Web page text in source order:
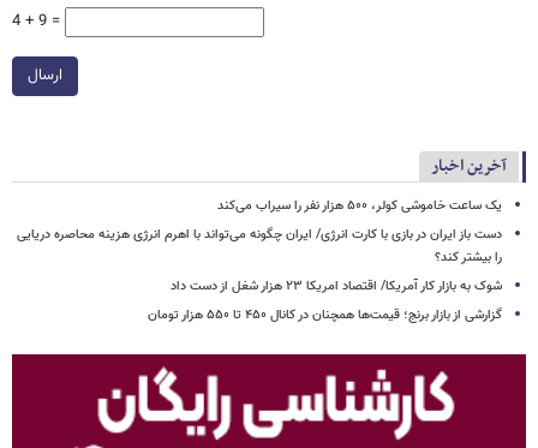
4 + 9 =
ارسال
آخرین اخبار
یک ساعت خاموشی کولر، ۵۰۰ هزار نفر را سیراب می‌کند
دست باز ایران در بازی با کارت انرژی/ ایران چگونه می‌تواند با اهرم انرژی‌ هزینه محاصره دریایی
را بیشتر کند؟
شوک به بازار کار آمریکا/ اقتصاد امریکا ۲۳ هزار شغل از دست داد
گزارشی از بازار برنج؛ قیمت‌ها همچنان در کانال ۴۵۰ تا ۵۵۰ هزار تومان